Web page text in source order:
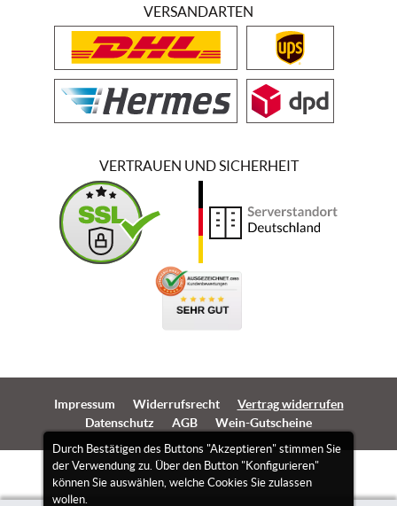
Durch Bestätigen des Buttons "Akzeptieren" stimmen Sie
der Verwendung zu. Über den Button "Konfigurieren"
können Sie auswählen, welche Cookies Sie zulassen
wollen.
VERSANDARTEN
VERTRAUEN UND SICHERHEIT
Impressum Widerrufsrecht
Vertrag widerrufen
Datenschutz
AGB Wein-Gutscheine